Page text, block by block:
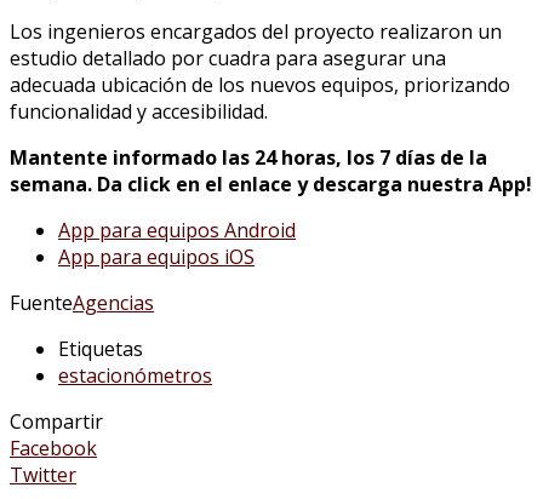
Los ingenieros encargados del proyecto realizaron un
estudio detallado por cuadra para asegurar una
adecuada ubicación de los nuevos equipos, priorizando
funcionalidad y accesibilidad.
Mantente informado las 24 horas, los 7 días de la
semana. Da click en el enlace y descarga nuestra App!
App para equipos Android
App para equipos iOS
FuenteAgencias
Etiquetas
estacionómetros
Compartir
Facebook
Twitter